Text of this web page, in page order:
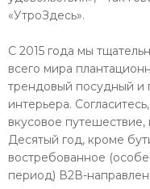
«УтроЗдесь».
С 2015 года мы
всего мира
трендовый посудный
интерьера.
вкусовое
Десятый год, кроме
востребованное
период) В2В-